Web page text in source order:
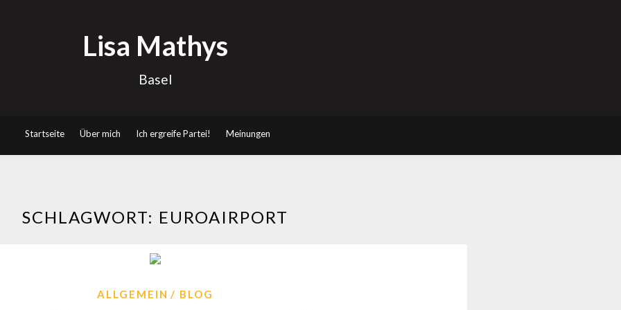
Lisa Mathys
Basel
Startseite Über mich Ich ergreife Partei! Meinungen
SCHLAGWORT: EUROAIRPORT
ALLGEMEIN BLOG